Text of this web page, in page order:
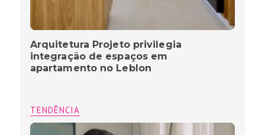
Arquitetura Projeto privilegia
integração de espaços em
apartamento no Leblon
TENDÊNCIA